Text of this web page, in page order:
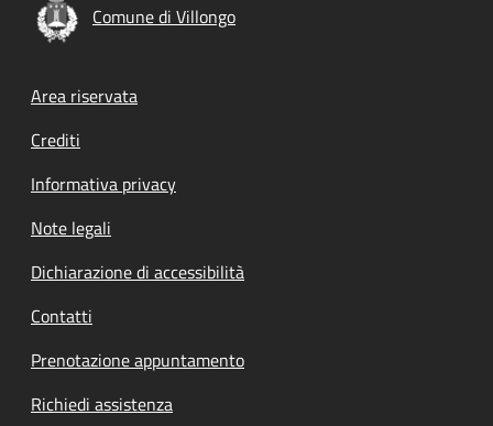
Comune di Villongo
Footer menu
Area riservata
Crediti
Informativa privacy
Note legali
Dichiarazione di accessibilità
Contatti
Prenotazione appuntamento
Richiedi assistenza